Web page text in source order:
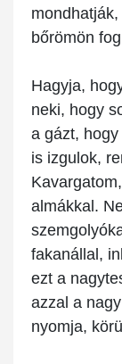
bőrömön
Hagyja,
neki, hogy
a gázt,
is izgulok,
almákkal.
fakanállal,
ezt a
azzal a
nyomja,